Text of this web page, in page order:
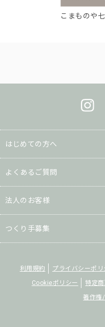
こまものや
はじめての方へ
よくあるご質問
法人のお客様
つくり手募集
利用規約 プライバシーポリ
Cookieポリシー
特定
著作権